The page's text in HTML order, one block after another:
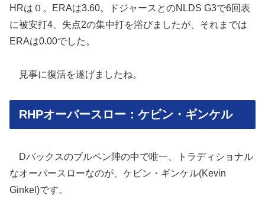
HRは０。ERAは3.60。ドジャースとのNLDS G3で6回表
に被安打4、失点2の集中打を浴びましたが、それまでは
ERAは0.00でした。
見事に復活を遂げましたね。
RHPオーバースロー：ケビン・ギンケル
Dバックスのブルペン陣の中で唯一、トラディショナル
なオーバースローなのが、ケビン・ギンケル(Kevin
Ginkel)です。